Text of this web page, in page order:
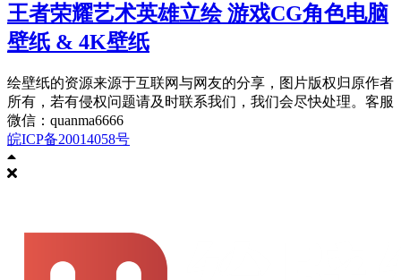
王者荣耀艺术英雄立绘 游戏CG角色电脑
壁纸 & 4K壁纸
绘壁纸的资源来源于互联网与网友的分享，图片版权归原作者
所有，若有侵权问题请及时联系我们，我们会尽快处理。客服
微信：quanma6666
皖ICP备20014058号